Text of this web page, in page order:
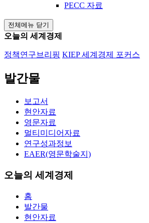
PECC 자료
전체메뉴 닫기
오늘의 세계경제
정책연구브리핑 KIEP 세계경제 포커스
발간물
보고서
현안자료
영문자료
멀티미디어자료
연구성과정보
EAER(영문학술지)
오늘의 세계경제
홈
발간물
현안자료